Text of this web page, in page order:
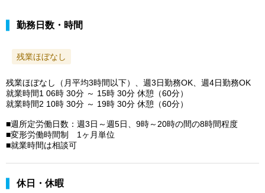
勤務日数・時間
残業ほぼなし
残業ほぼなし（月平均3時間以下）、週3日勤務OK、週4日勤務OK
就業時間1 06時 30分 ～ 15時 30分 休憩（60分）
就業時間2 10時 30分 ～ 19時 30分 休憩（60分）
■週所定労働日数：週3日～週5日、9時～20時の間の8時間程度
■変形労働時間制 1ヶ月単位
■就業時間は相談可
休日・休暇